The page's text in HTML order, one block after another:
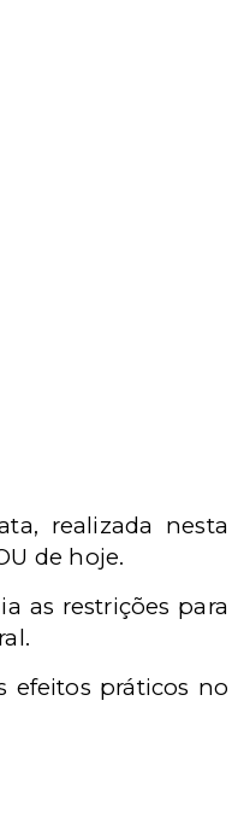
realizada nesta
de hoje.
as restrições para
efeitos práticos no